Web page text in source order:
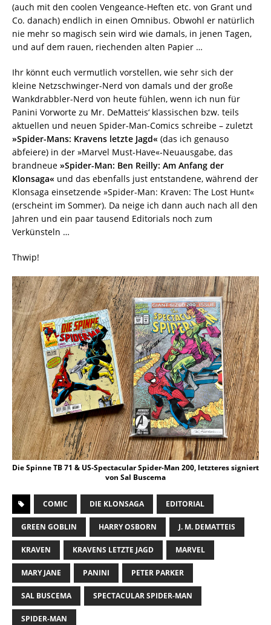
(auch mit den coolen Vengeance-Heften etc. von Grant und
Co. danach) endlich in einen Omnibus. Obwohl er natürlich
nie mehr so magisch sein wird wie damals, in jenen Tagen,
und auf dem rauen, riechenden alten Papier …
Ihr könnt euch vermutlich vorstellen, wie sehr sich der
kleine Netzschwinger-Nerd von damals und der große
Wankdrabbler-Nerd von heute fühlen, wenn ich nun für
Panini Vorworte zu Mr. DeMatteis‘ klassischen bzw. teils
aktuellen und neuen Spider-Man-Comics schreibe – zuletzt
»Spider-Mans: Kravens letzte Jagd« (das ich genauso
abfeiere) in der »Marvel Must-Have«-Neuausgabe, das
brandneue »Spider-Man: Ben Reilly: Am Anfang der
Klonsaga« und das ebenfalls just entstandene, während der
Klonsaga einsetzende »Spider-Man: Kraven: The Lost Hunt«
(erscheint im Sommer). Da neige ich dann auch nach all den
Jahren und ein paar tausend Editorials noch zum
Verkünsteln …
Thwip!
Die Spinne TB 71 & US-Spectacular Spider-Man 200, letzteres signiert
von Sal Buscema
COMIC DIE KLONSAGA EDITORIAL
GREEN GOBLIN HARRY OSBORN J. M. DEMATTEIS
KRAVEN KRAVENS LETZTE JAGD MARVEL
MARY JANE PANINI PETER PARKER
SAL BUSCEMA SPECTACULAR SPIDER-MAN
SPIDER-MAN